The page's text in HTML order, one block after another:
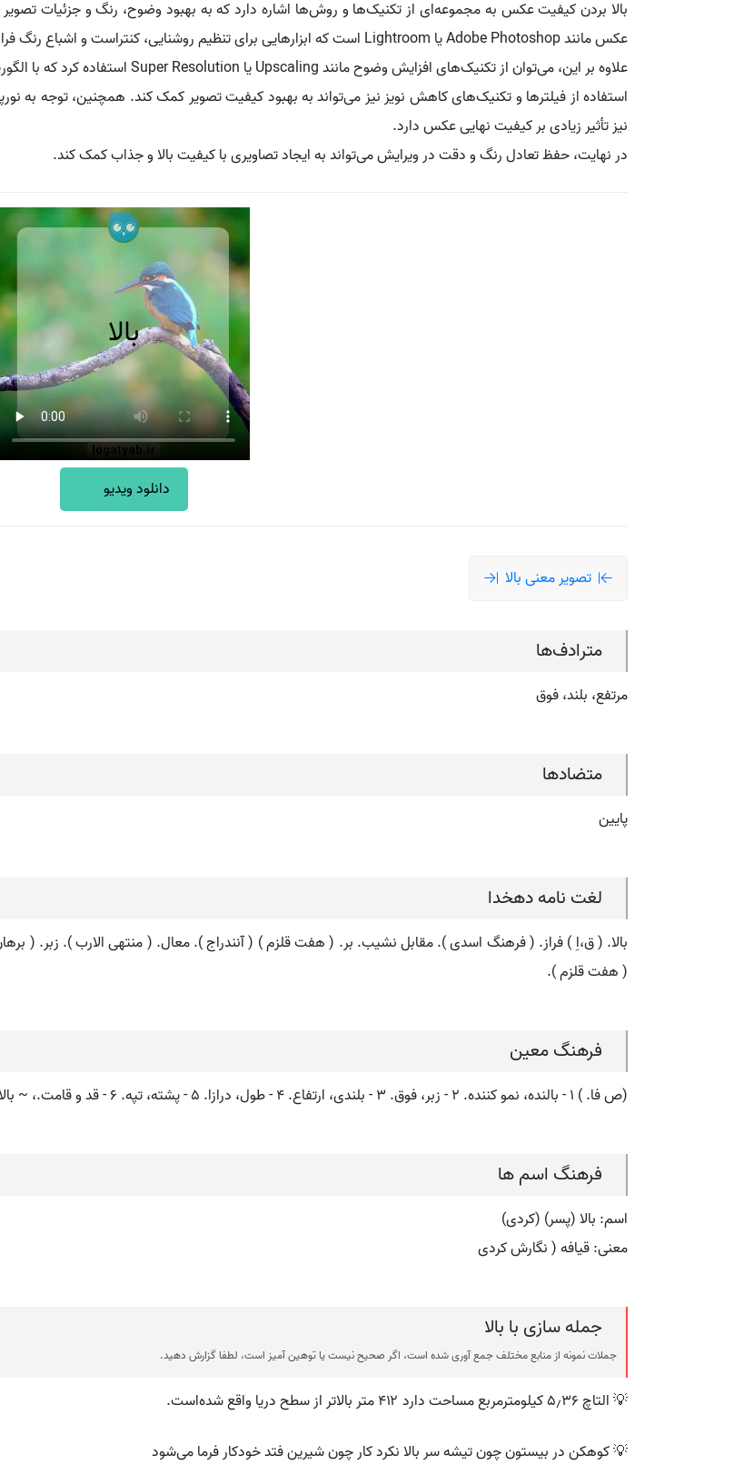
بالا بردن کیفیت عکس به مجموعه‌ای از تکنیک‌ها و روش‌ها اشاره دارد که به بهبود وضوح، رنگ و جزئیات
عکس مانند Adobe Photoshop یا Lightroom است که ابزارهایی برای تنظیم روشنایی، کنتراست و اشباع رنگ فراهم می‌آورند.
علاوه بر این، می‌توان از تکنیک‌های افزایش وضوح مانند Upscaling یا Super Resolution استفاده کرد که با الگوریتم‌های هوش مصنوعی، جزئیات بیشتری به تصویر اضافه می‌کنند.
استفاده از فیلترها و تکنیک‌های کاهش نویز نیز می‌تواند به بهبود کیفیت تصویر کمک کند. همچنین، توجه به
نیز تأثیر زیادی بر کیفیت نهایی عکس دارد.
در نهایت، حفظ تعادل رنگ و دقت در ویرایش می‌تواند به ایجاد تصاویری با کیفیت بالا و جذاب کمک کند.
دانلود ویدیو
تصویر معنی بالا
مترادف‌ها
مرتفع، بلند، فوق
متضادها
پایین
لغت نامه دهخدا
بالا. ( ق،اِ ) فراز. ( فرهنگ اسدی ). مقابل نشیب. بر. ( هفت قلزم ) ( آنندراج ). معال. ( منتهی الارب ). زبر. (
( هفت قلزم ).
فرهنگ معین
(ص فا. ) ۱ - بالنده، نمو کننده. ۲ - زبر، فوق. ۳ - بلندی، ارتفاع. ۴ - طول، درازا. ۵ - پشته، تپه. ۶ - قد و قامت.، ~ بالاها پریدن کنایه از: بسیار جاه طلب بودن.
فرهنگ اسم ها
اسم: بالا (پسر) (کردی)
معنی: قیافه ( نگارش کردی
جمله سازی با بالا
جملات نمونه از منابع مختلف جمع آوری شده است، اگر صحیح نیست یا توهین آمیز است، لطفا گزارش دهید.
💡 التاچ ۵٫۳۶ کیلومترمربع مساحت دارد ۴۱۲ متر بالاتر از سطح دریا واقع شده‌است.
💡 کوهکن در بیستون چون تیشه سر بالا نکرد کار چون شیرین فتد خودکار فرما می‌شود